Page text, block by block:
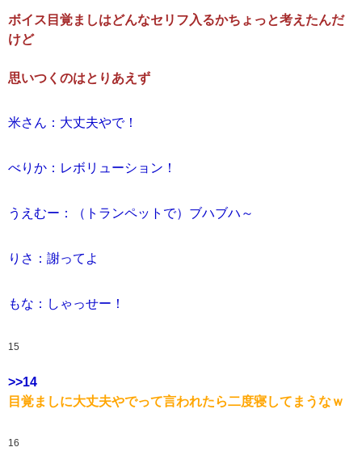
ボイス目覚ましはどんなセリフ入るかちょっと考えたんだ
けど
思いつくのはとりあえず
米さん：大丈夫やで！
べりか：レボリューション！
うえむー：（トランペットで）ブハブハ～
りさ：謝ってよ
もな：しゃっせー！
15
>>14
目覚ましに大丈夫やでって言われたら二度寝してまうなｗ
16